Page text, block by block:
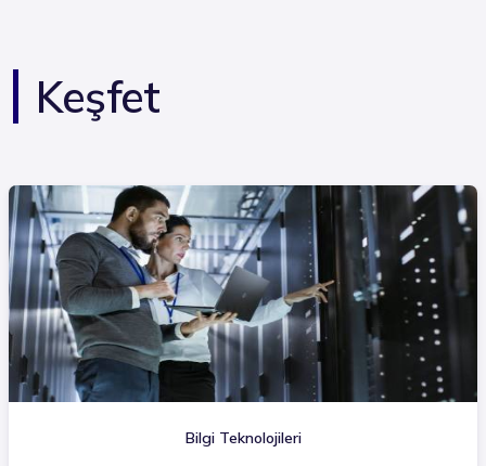
Keşfet
Bilgi Teknolojileri